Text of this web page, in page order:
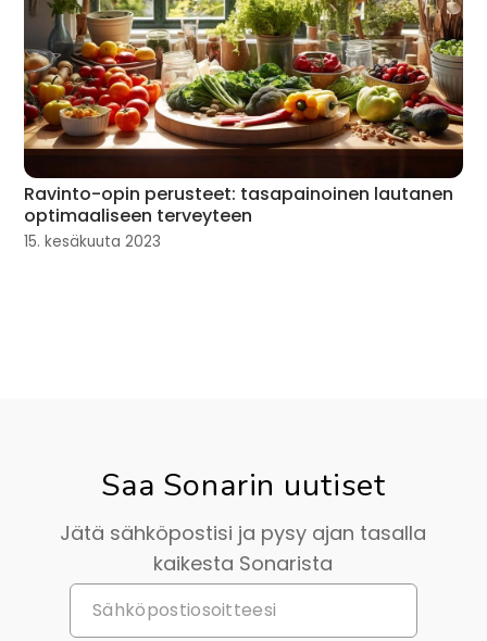
Ravinto-opin perusteet: tasapainoinen lautanen
optimaaliseen terveyteen
15. kesäkuuta 2023
Saa Sonarin uutiset
Jätä sähköpostisi ja pysy ajan tasalla
kaikesta Sonarista